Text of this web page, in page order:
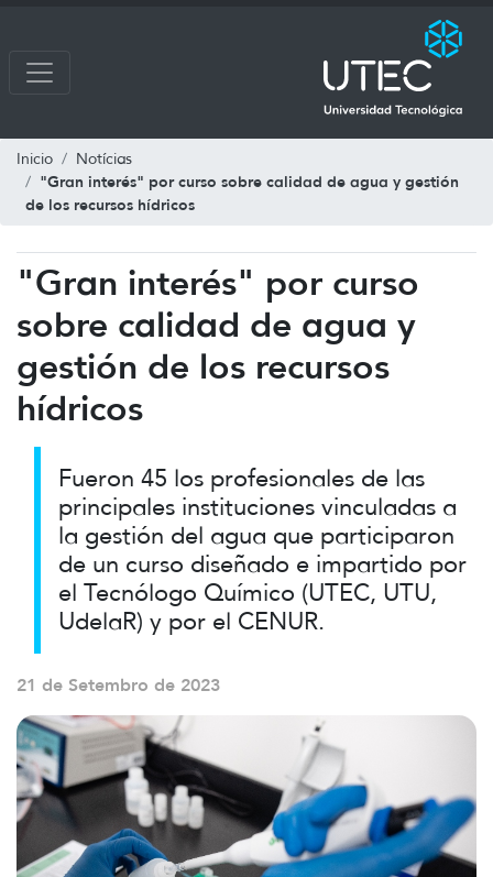
Inicio Notícias
"Gran interés" por curso sobre calidad de agua y gestión
de los recursos hídricos
"Gran interés" por curso
sobre calidad de agua y
gestión de los recursos
hídricos
Fueron 45 los profesionales de las
principales instituciones vinculadas a
la gestión del agua que participaron
de un curso diseñado e impartido por
el Tecnólogo Químico (UTEC, UTU,
UdelaR) y por el CENUR.
21 de Setembro de 2023